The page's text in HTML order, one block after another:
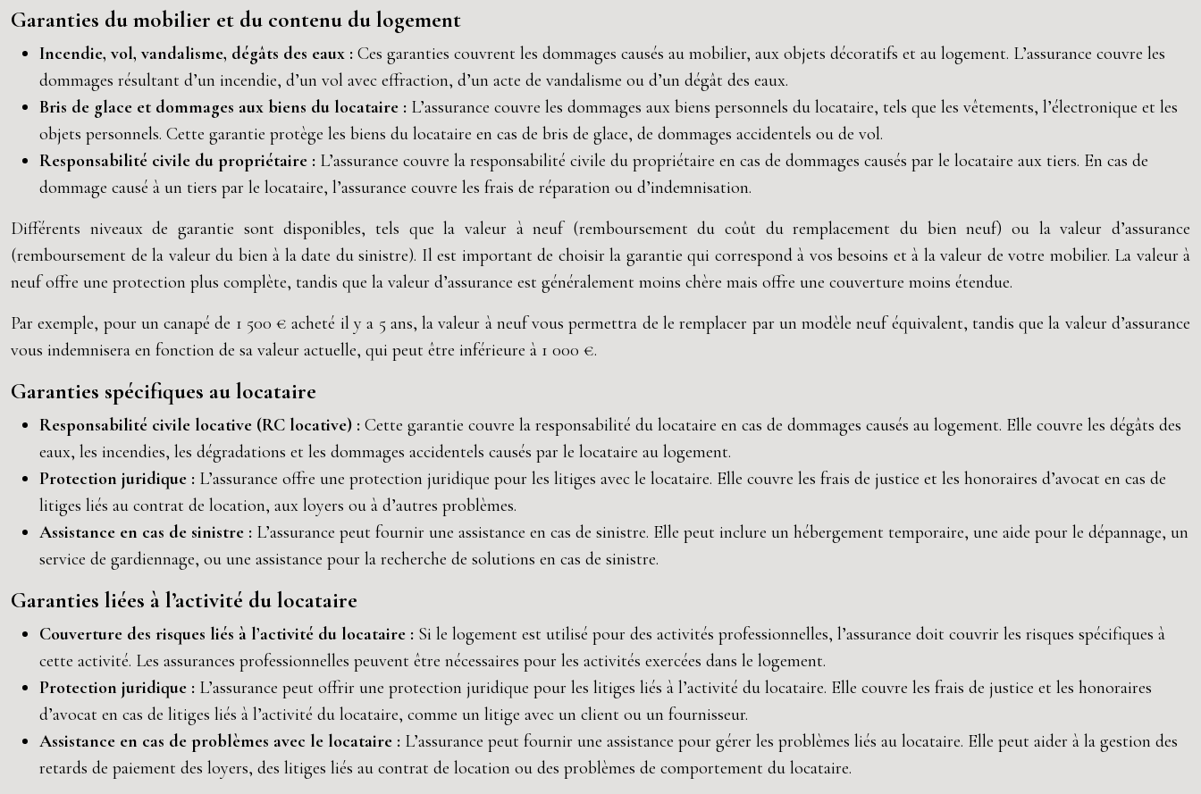
Garanties du mobilier et du contenu du logement
Incendie, vol, vandalisme, dégâts des eaux : Ces garanties couvrent les dommages causés au mobilier, aux objets décoratifs et au logement. L’assurance couvre les
dommages résultant d’un incendie, d’un vol avec effraction, d’un acte de vandalisme ou d’un dégât des eaux.
Bris de glace et dommages aux biens du locataire : L’assurance couvre les dommages aux biens personnels du locataire, tels que les vêtements, l’électronique et les
objets personnels. Cette garantie protège les biens du locataire en cas de bris de glace, de dommages accidentels ou de vol.
Responsabilité civile du propriétaire : L’assurance couvre la responsabilité civile du propriétaire en cas de dommages causés par le locataire aux tiers. En cas de
dommage causé à un tiers par le locataire, l’assurance couvre les frais de réparation ou d’indemnisation.
Différents niveaux de garantie sont disponibles, tels que la valeur à neuf (remboursement du coût du remplacement du bien neuf) ou la valeur d’assurance
(remboursement de la valeur du bien à la date du sinistre). Il est important de choisir la garantie qui correspond à vos besoins et à la valeur de votre mobilier. La valeur à
neuf offre une protection plus complète, tandis que la valeur d’assurance est généralement moins chère mais offre une couverture moins étendue.
Par exemple, pour un canapé de 1 500 € acheté il y a 5 ans, la valeur à neuf vous permettra de le remplacer par un modèle neuf équivalent, tandis que la valeur d’assurance
vous indemnisera en fonction de sa valeur actuelle, qui peut être inférieure à 1 000 €.
Garanties spécifiques au locataire
Responsabilité civile locative (RC locative) : Cette garantie couvre la responsabilité du locataire en cas de dommages causés au logement. Elle couvre les dégâts des
eaux, les incendies, les dégradations et les dommages accidentels causés par le locataire au logement.
Protection juridique : L’assurance offre une protection juridique pour les litiges avec le locataire. Elle couvre les frais de justice et les honoraires d’avocat en cas de
litiges liés au contrat de location, aux loyers ou à d’autres problèmes.
Assistance en cas de sinistre : L’assurance peut fournir une assistance en cas de sinistre. Elle peut inclure un hébergement temporaire, une aide pour le dépannage, un
service de gardiennage, ou une assistance pour la recherche de solutions en cas de sinistre.
Garanties liées à l’activité du locataire
Couverture des risques liés à l’activité du locataire : Si le logement est utilisé pour des activités professionnelles, l’assurance doit couvrir les risques spécifiques à
cette activité. Les assurances professionnelles peuvent être nécessaires pour les activités exercées dans le logement.
Protection juridique : L’assurance peut offrir une protection juridique pour les litiges liés à l’activité du locataire. Elle couvre les frais de justice et les honoraires
d’avocat en cas de litiges liés à l’activité du locataire, comme un litige avec un client ou un fournisseur.
Assistance en cas de problèmes avec le locataire : L’assurance peut fournir une assistance pour gérer les problèmes liés au locataire. Elle peut aider à la gestion des
retards de paiement des loyers, des litiges liés au contrat de location ou des problèmes de comportement du locataire.